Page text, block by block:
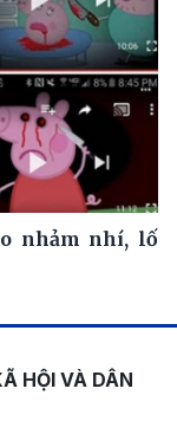
nhảm nhí, lố
HỘI VÀ DÂN